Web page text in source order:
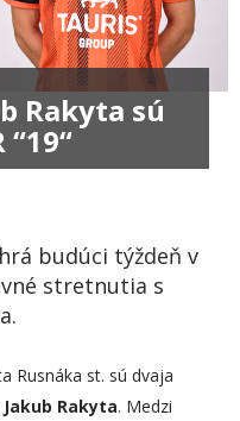
Rakyta sú
budúci týždeň v
stretnutia s
Rusnáka st. sú dvaja
Jakub Rakyta. Medzi